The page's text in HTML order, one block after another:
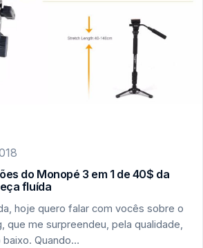
do Monopé 3 em 1 de 40$ da
fluída
hoje quero falar com vocês sobre o
que me surpreendeu, pela qualidade,
Quando…